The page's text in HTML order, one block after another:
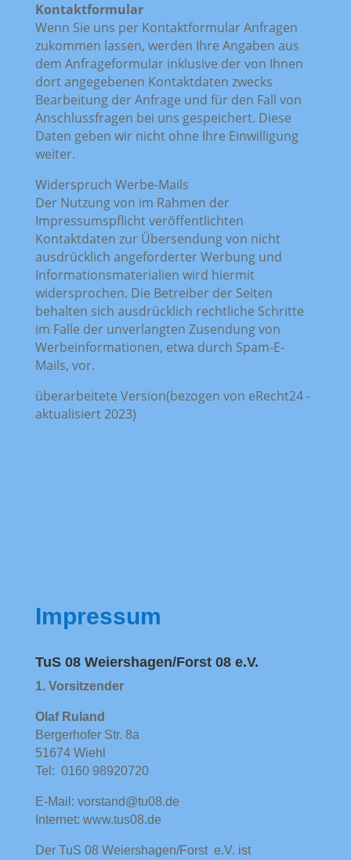
Kontaktformular
Wenn Sie uns per Kontaktformular Anfragen
zukommen lassen, werden Ihre Angaben aus
dem Anfrageformular inklusive der von Ihnen
dort angegebenen Kontaktdaten zwecks
Bearbeitung der Anfrage und für den Fall von
Anschlussfragen bei uns gespeichert. Diese
Daten geben wir nicht ohne Ihre Einwilligung
weiter.
Widerspruch Werbe-Mails
Der Nutzung von im Rahmen der
Impressumspflicht veröffentlichten
Kontaktdaten zur Übersendung von nicht
ausdrücklich angeforderter Werbung und
Informationsmaterialien wird hiermit
widersprochen. Die Betreiber der Seiten
behalten sich ausdrücklich rechtliche Schritte
im Falle der unverlangten Zusendung von
Werbeinformationen, etwa durch Spam-E-
Mails, vor.
überarbeitete Version(bezogen von eRecht24 -
aktualisiert 2023)
Impressum
TuS 08 Weiershagen/Forst 08 e.V.
1. Vorsitzender
Olaf Ruland
Bergerhofer Str. 8a
51674 Wiehl
Tel: 0160 98920720
E-Mail: vorstand@tu08.de
Internet: www.tus08.de
Der TuS 08 Weiershagen/Forst e.V. ist